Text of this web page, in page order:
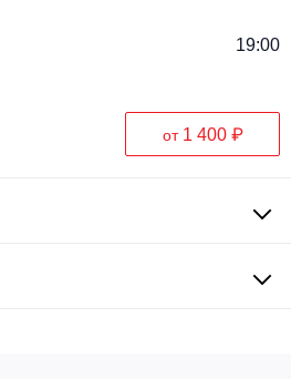
19:00
от 1 400 ₽